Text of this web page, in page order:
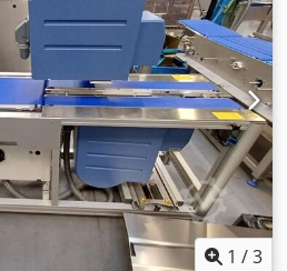
mm - Maitinimo įtampa: 400
sąnaudos: 2,3 kW - Svoris: 507
- Darbo valandos: 462
× ilgis × aukštis): 2 280 × 850 ×
400 mm Conveyor belt width:
200 cm x 80 cm
up to 13.60 SP.12 Installed
The device
1 /3